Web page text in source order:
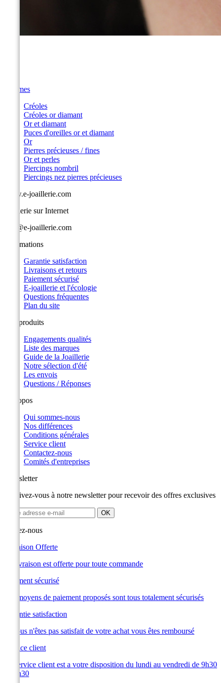
Femmes
Créoles
Créoles or diamant
Or et diamant
Puces d'oreilles or et diamant
Or
Pierres précieuses / fines
Or et perles
Piercings nombril
Piercings nez pierres précieuses
www.e-joaillerie.com
Joaillerie sur Internet
info@e-joaillerie.com
Informations
Garantie satisfaction
Livraisons et retours
Paiement sécurisé
E-joaillerie et l'écologie
Questions fréquentes
Plan du site
Nos produits
Engagements qualités
Liste des marques
Guide de la Joaillerie
Notre sélection d'été
Les envois
Questions / Réponses
A propos
Qui sommes-nous
Nos différences
Conditions générales
Service client
Contactez-nous
Comités d'entreprises
Newsletter
Inscrivez-vous à notre newsletter pour recevoir des offres exclusives
Suivez-nous
Livraison Offerte
La livraison est offerte pour toute commande
Paiement sécurisé
Les moyens de paiement proposés sont tous totalement sécurisés
Garantie satisfaction
Si vous n'êtes pas satisfait de votre achat vous êtes remboursé
Service client
Le service client est a votre disposition du lundi au vendredi de 9h30
à 19h30